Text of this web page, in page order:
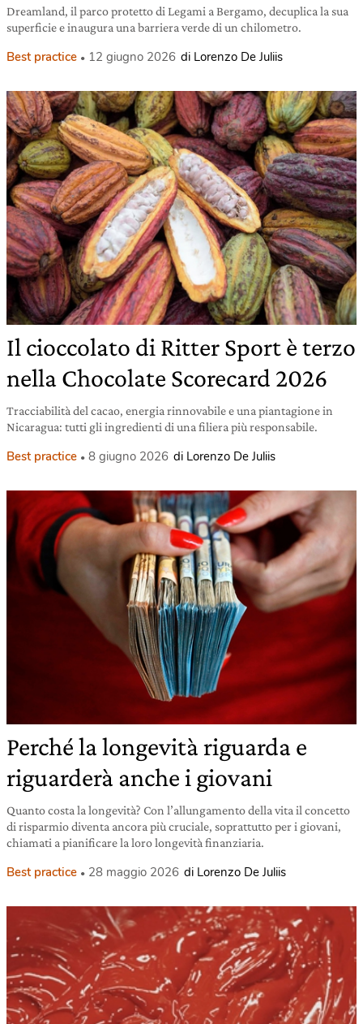
Dreamland, il parco protetto di Legami a Bergamo, decuplica la sua
superficie e inaugura una barriera verde di un chilometro.
Best practice 12 giugno 2026 di Lorenzo De Juliis
Il cioccolato di Ritter Sport è terzo
nella Chocolate Scorecard 2026
Tracciabilità del cacao, energia rinnovabile e una piantagione in
Nicaragua: tutti gli ingredienti di una filiera più responsabile.
Best practice 8 giugno 2026 di Lorenzo De Juliis
Perché la longevità riguarda e
riguarderà anche i giovani
Quanto costa la longevità? Con l’allungamento della vita il concetto
di risparmio diventa ancora più cruciale, soprattutto per i giovani,
chiamati a pianificare la loro longevità finanziaria.
Best practice 28 maggio 2026 di Lorenzo De Juliis